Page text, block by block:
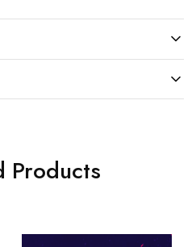
Products